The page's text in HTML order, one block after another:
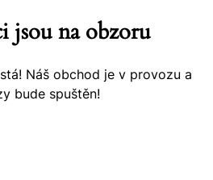
jsou na obzoru
Náš obchod je v provozu a
bude spuštěn!